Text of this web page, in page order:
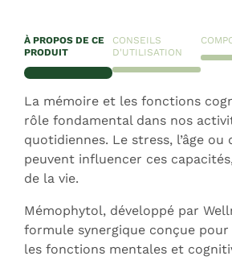
À PROPOS DE CE
PRODUIT
CONSEILS
D'UTILISATION
La mémoire et les fonctions
rôle fondamental dans nos
quotidiennes. Le stress, l’âge ou
peuvent influencer ces
de la vie.
Mémophytol, développé par
formule synergique conçue pour
les fonctions mentales et